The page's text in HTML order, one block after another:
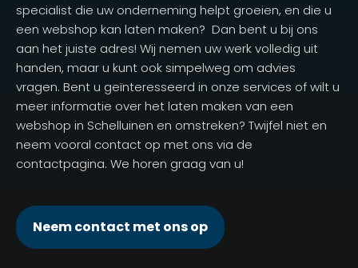
specialist die uw onderneming helpt groeien, en die u
een webshop kan laten maken? Dan bent u bij ons
aan het juiste adres! Wij nemen uw werk volledig uit
handen, maar u kunt ook simpelweg om advies
vragen. Bent u geïnteresseerd in onze services of wilt u
meer informatie over het laten maken van een
webshop in Schelluinen en omstreken? Twijfel niet en
neem vooral contact op met ons via de
contactpagina. We horen graag van u!
Neem contact met ons op